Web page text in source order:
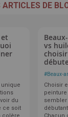
DE
unique
du
ce soit
vs
#Beaux-
Choisir
sembler